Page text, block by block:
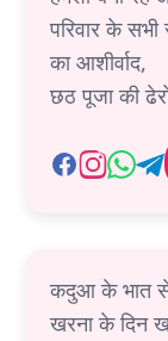
परिवार के
का आशीर्वाद,
छठ पूजा की
कदुआ के भात
खरना के दिन